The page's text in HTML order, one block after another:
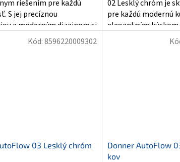
riešením pre každú
S jej precíznou
a moderným dizajnom si
02 Lesklý chróm je
pre každú modernú
elegantným kúskom
03 Lesklý chróm
Kód:8596220009302
Donner AutoFlow
kov